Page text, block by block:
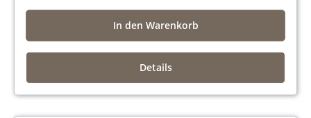
In den Warenkorb
Details